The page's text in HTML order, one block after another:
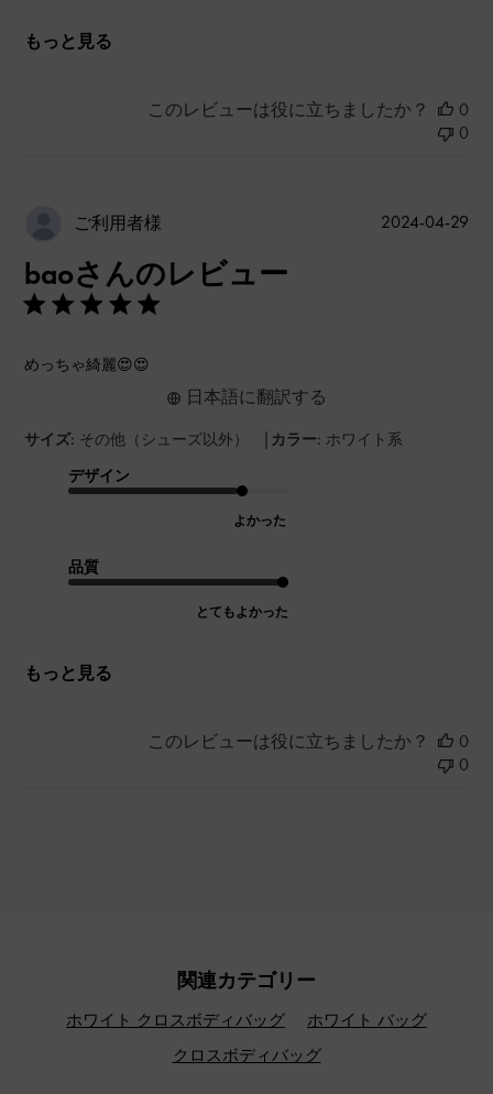
もっと見る
このレビューは役に立ちましたか？
0
0
ご利用者様
baoさんのレビュー
めっちゃ綺麗😍😍
サイズ: その他（シューズ以外） | カラー: ホワイト系
デザイン
よかった
品質
とてもよかった
もっと見る
日本語に翻訳する
公
2024-04-29
このレビューは役に立ちましたか？
0
0
関連カテゴリー
ホワイト クロスボディバッグ
ホワイト バッグ
クロスボディバッグ